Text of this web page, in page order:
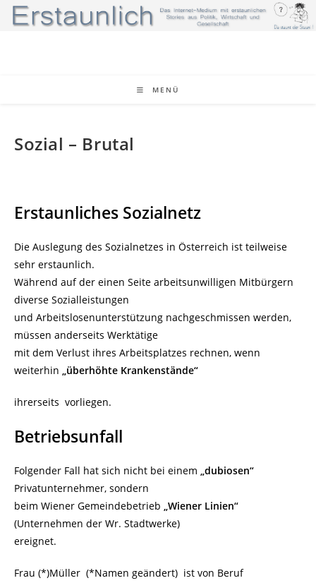
Zum
Inhalt
MENÜ
Sozial – Brutal
Erstaunliches Sozialnetz
Die Auslegung des Sozialnetzes in Österreich ist teilweise
sehr erstaunlich.
Während auf der einen Seite arbeitsunwilligen Mitbürgern
diverse Sozialleistungen
und Arbeitslosenunterstützung nachgeschmissen werden,
müssen anderseits Werktätige
mit dem Verlust ihres Arbeitsplatzes rechnen, wenn
weiterhin „überhöhte Krankenstände“
ihrerseits vorliegen.
Betriebsunfall
Folgender Fall hat sich nicht bei einem „dubiosen“
Privatunternehmer, sondern
beim Wiener Gemeindebetrieb „Wiener Linien“
(Unternehmen der Wr. Stadtwerke)
ereignet.
Frau (*)Müller (*Namen geändert) ist von Beruf